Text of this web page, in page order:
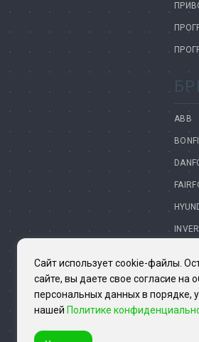
ABB
Сайт использует cookie-файлы.
сайте, вы даете свое согласие на
персональных данных в порядке,
нашей Политике